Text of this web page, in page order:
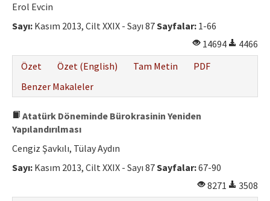
Erol Evcin
Sayı: Kasım 2013, Cilt XXIX - Sayı 87Sayfalar: 1-66
14694
4466
Özet
Özet (English) Tam Metin
PDF
Benzer Makaleler
Atatürk Döneminde Bürokrasinin Yeniden
Yapılandırılması
Cengiz Şavkılı, Tülay Aydın
Sayı: Kasım 2013, Cilt XXIX - Sayı 87Sayfalar:67-90
8271
3508